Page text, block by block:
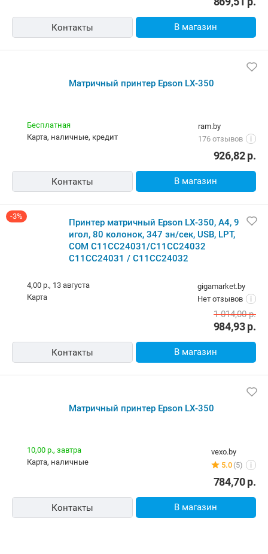
Контакты В магазин
Матричный принтер Epson LX-350
ram.by
176 отзывов
i
Бесплатная
карта, наличные, кредит
926,82р.
Контакты В магазин
-3%
Принтер матричный Epson LX-350, A4, 9
игол, 80 колонок, 347 зн/сек, USB, LPT,
COM C11CC24031/C11CC24032
C11CC24031 / C11CC24032
gigamarket.by
Нет отзывов
i
4,00 р., 13 августа
карта
984,93р.
1 014,00р.
Контакты В магазин
Матричный принтер Epson LX-350
vexo.by
5.0 (5) i
10,00 р., завтра
карта, наличные
784,70р.
Контакты В магазин